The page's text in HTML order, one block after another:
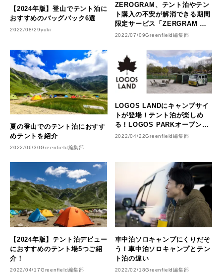
【2024年版】登山でテント泊に
おすすめのバッグパック6選
2022/08/29yuki
ZEROGRAM、テント泊やテン
ト購入の不安が解消できる期間
限定サービス「ZERGRAM テ
ントレンタルサービス」
2022/07/09Greenfield編集部
夏の登山でのテント泊におすす
めテントを紹介
2022/06/30Greenfield編集部
LOGOS LANDにキャンプサイ
トが登場！テント泊が楽しめ
る！LOGOS PARKオープン記
念企画も開催
2022/04/22Greenfield編集部
【2024年版】テント泊デビュー
におすすめのテント場5つご紹
介！
2022/04/17Greenfield編集部
車中泊ソロキャンプにくりだそ
う！車中泊ソロキャンプとテン
ト泊の違い
2022/02/18Greenfield編集部